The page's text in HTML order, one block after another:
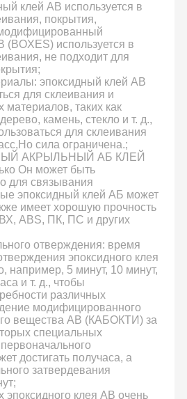
клей AB используется в
покрытия,
(BOXES) используется в
не подходит для
эпоксидный клей AB
для склеивания и
материалов, таких как
камень, стекло и т. д.,
для склеивания
сила ограничена.;
АКРЫЛЬНЫЙ АБ КЛЕЙ
Он может быть
для связывания
эпоксидный клей АБ может
имеет хорошую прочность
ABS, ПК, ПС и других
отверждения: время
эпоксидного клея
например, 5 минут, 10 минут,
и т. д., чтобы
различных
модифицированного
вещества AB (КАБОКТИ) за
специальных
достигать получаса, а
затвердевания
эпоксидного клея AB очень